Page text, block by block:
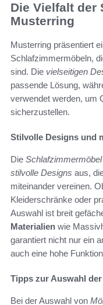
Die Vielfalt der
Musterring
Musterring präsentiert
Schlafzimmermöbeln,
sind. Die vielseitigen
passende Lösung,
verwendet werden, um
sicherzustellen.
Stilvolle Designs und
Die
stilvolle Designs aus,
miteinander vereinen.
Kleiderschränke oder
Auswahl ist breit
Materialien wie
garantiert nicht nur ein
auch eine hohe
Tipps zur Auswahl
Bei der Auswahl von